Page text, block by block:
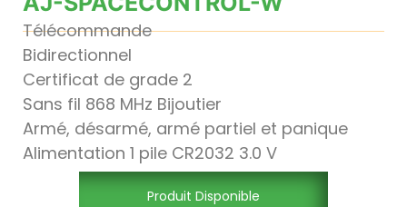
Télécommande
Bidirectionnel
Certificat de grade 2
Sans fil 868 MHz Bijoutier
Armé, désarmé, armé partiel et panique
Alimentation 1 pile CR2032 3.0 V
Produit Disponible